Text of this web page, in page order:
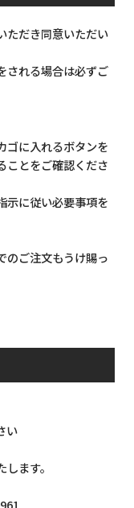
ただき同意いただい
される場合は必ずご
ゴに入れるボタンを
ことをご確認くださ
示に従い必要事項を
のご注文もうけ賜っ
い
ます。